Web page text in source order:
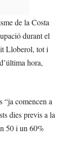
de la Costa
durant el
Lloberol, tot i
hora,
“ja comencen a
dies previs a la
50 i un 60%